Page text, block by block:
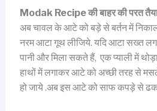
Modak Recipeकीबाहर की परत
अब चावल के आटे को बड़े से बर्तन में
नरम आटा गूथ लीजिये. यदि आटा सख्त लग
पानी और मिला सकते हैं, एक प्याली में
हाथों में लगाकर आटे को अच्छी तरह से
हो जाये .अब इस आटे को साफ कपड़े से